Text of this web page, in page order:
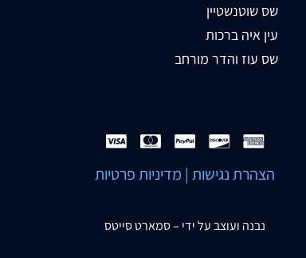
שס שוטנשטיין
עין איה ברכות
שס עוז והדר מורחב
הצהרת נגישות | מדיניות פרטיות
נבנה ועוצב על ידי –סמארט סייטס